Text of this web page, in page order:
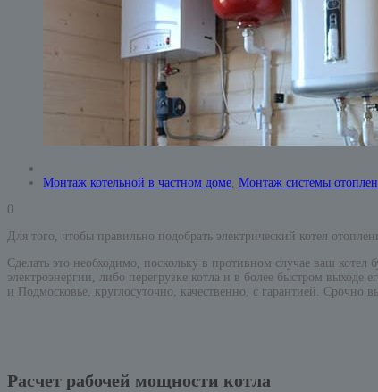
Монтаж котельной в частном доме, Монтаж системы
0
Для того, чтобы правильно подобрать электрический котел
Сделать это необходимо, поскольку в противном случае ваш
электроэнергии, либо перегрузке котла и в более быстром
и Подмосковье, круглосуточно, качественно, с гарантией.
Расчет рабочей мощности котла